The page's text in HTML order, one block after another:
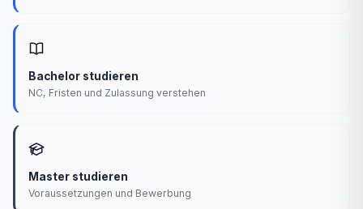
Bachelor studieren
NC, Fristen und Zulassung verstehen
Master studieren
Voraussetzungen und Bewerbung